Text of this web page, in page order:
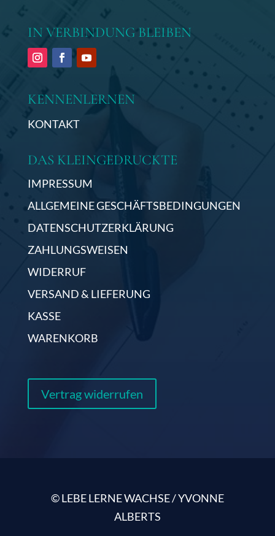
IN VERBINDUNG BLEIBEN
KENNENLERNEN
KONTAKT
DAS KLEINGEDRUCKTE
IMPRESSUM
ALLGEMEINE GESCHÄFTSBEDINGUNGEN
DATENSCHUTZERKLÄRUNG
ZAHLUNGSWEISEN
WIDERRUF
VERSAND & LIEFERUNG
KASSE
WARENKORB
Vertrag widerrufen
© LEBE LERNE WACHSE / YVONNE
ALBERTS